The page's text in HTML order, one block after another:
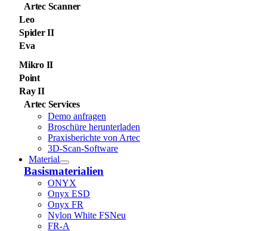
Artec Scanner
Leo
Spider II
Eva
Mikro II
Point
Ray II
Artec Services
Demo anfragen
Broschüre herunterladen
Praxisberichte von Artec
3D-Scan-Software
Material
Basismaterialien
ONYX
Onyx ESD
Onyx FR
Nylon White FSNeu
FR-A